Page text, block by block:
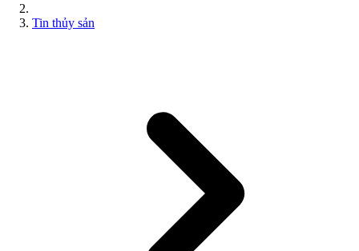
Tin thủy sản